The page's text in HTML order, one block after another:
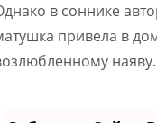
в соннике
привела в